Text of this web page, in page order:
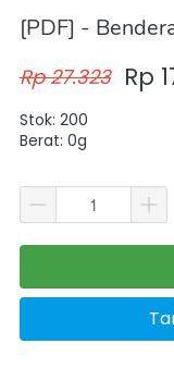
[PDF] -
Rp 27.323 Rp
Stok: 200
Berat: 0g
`